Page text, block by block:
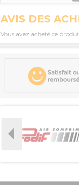
AVIS DES
Vous avez acheté ce